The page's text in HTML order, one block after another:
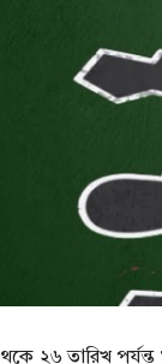
২৬ তারিখ